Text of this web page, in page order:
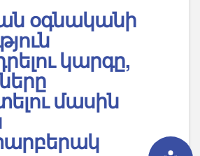
օգնականի
կարգը,
մասին